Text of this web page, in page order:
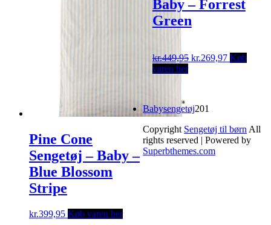
Pine Cone
Sengetøj – Baby –
Blue Blossom
Stripe
kr.399,95 Køb varen her
Baby – Forrest
Green
kr.449,95 Original
kr.269,97Current
Køb
varen her
Babysengetøj201
Copyright Sengetøj til børn All
rights reserved | Powered by
Superbthemes.com